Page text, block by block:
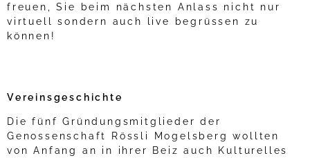
freuen, Sie beim nächsten Anlass nicht nur
virtuell sondern auch live begrüssen zu
können!
Vereinsgeschichte
Die fünf Gründungsmitglieder der
Genossenschaft Rössli Mogelsberg wollten
von Anfang an in ihrer Beiz auch Kulturelles